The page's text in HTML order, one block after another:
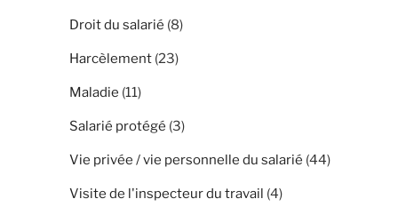
Droit du salarié (8)
Harcèlement (23)
Maladie (11)
Salarié protégé (3)
Vie privée / vie personnelle du salarié (44)
Visite de l'inspecteur du travail (4)